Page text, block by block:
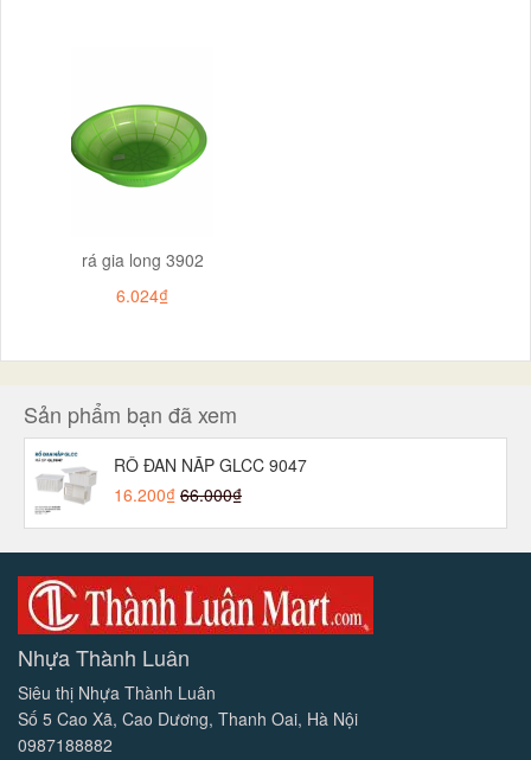
rá gia long 3902
6.024₫
Sản phẩm bạn đã xem
RỔ ĐAN NẮP GLCC 9047
16.200₫ 66.000₫
Nhựa Thành Luân
Siêu thị Nhựa Thành Luân
Số 5 Cao Xã, Cao Dương, Thanh Oai, Hà Nội
0987188882